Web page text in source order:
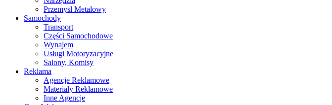
Przemysł Metalowy
Samochody
Transport
Części Samochodowe
Wynajem
Usługi Motoryzacyjne
Salony, Komisy
Reklama
Agencje Reklamowe
Materiały Reklamowe
Inne Agencje